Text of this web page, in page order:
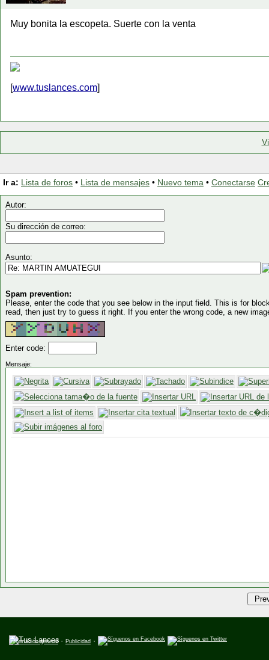
Muy bonita la escopeta. Suerte con la venta
[www.tuslances.com]
Ir a: Lista de foros • Lista de mensajes • Nuevo tema • Conectarse
Autor:
Su dirección de correo:
Asunto:
Spam prevention:
Please, enter the code that you see below in the input field. This is for
read, then just try to guess it right. If you enter the wrong code, a new
Enter code:
Mensaje:
Información general· Publicidad ·